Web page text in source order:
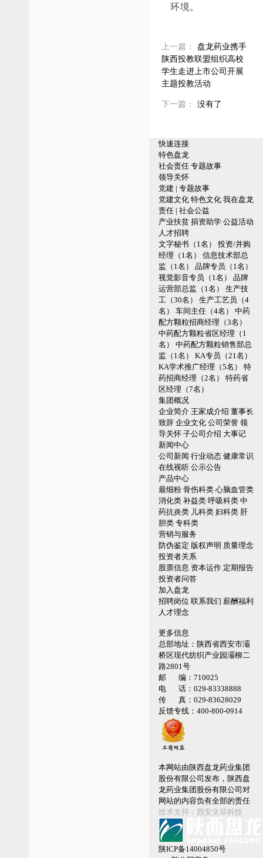
环境。
上一篇：
盘龙药业携手
陕西投教联盟组织高校
学生走进上市公司开展
主题投教活动
下一篇： 没有了
快速连接
特色盘龙
社会责任 专题故事
领导关怀
党建 | 专题故事
党建文化 特色文化 我在盘龙
责任 | 社会公益
产业扶贫 捐资助学 公益活动
人才招聘
文字秘书（1名）
投资/并购
经理（1名）
信息技术部总
监（1名）
品牌专员（1名）
视觉影音专员（1名）
品牌
运营部总监（1名）
生产技
工（30名）
生产工艺员（4
名）
车间主任（4名）
中药
配方颗粒招商经理（3名）
中药配方颗粒省区经理（1
名）
中药配方颗粒销售部总
监（1名）
KA专员（21名）
KA学术推广经理（5名）
特
药招商经理（2名）
特药省
区经理（7名）
集团概况
企业简介 王家成介绍 董事长
致辞 企业文化 公司荣誉 领
导关怀 子公司介绍 大事记
新闻中心
公司新闻 行业动态 健康常识
在线视听 公示公告
产品中心
最细粉 骨伤科类 心脑血管类
消化类 补益类 呼吸科类 中
药抗炎类 儿科类 妇科类 肝
胆类 专科类
营销与服务
防伪鉴定 版权声明 质量理念
投资者关系
股票信息 资本运作 定期报告
投资者问答
加入盘龙
招聘岗位 联系我们 薪酬福利
人才理念
更多信息
总部地址： 陕西省西安市灞
桥区现代纺织产业园灞柳二
路2801号
邮 编： 710025
电 话： 029-83338888
传 真： 029-83628029
反馈专线： 400-800-0914
本网站由陕西盘龙药业集团
股份有限公司发布，陕西盘
龙药业集团股份有限公司对
网站的内容负有全部的责任
技术支持：西安文菲科技
陕ICP备14004850号